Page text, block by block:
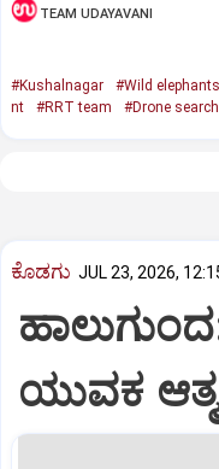
TEAM UDAYAVANI
#Kushalnagar #Wild elephants
nt
#RRT team #Drone search
ಕೊಡಗು JUL 23, 2026,
ಯುವಕ